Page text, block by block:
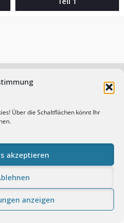
Über die Schaltflächen könnt Ihr
akzeptieren
anzeigen
Themes